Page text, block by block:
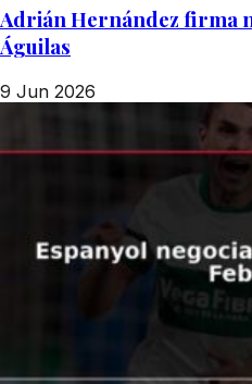
Adrián Hernández firma
Águilas
9 Jun 2026